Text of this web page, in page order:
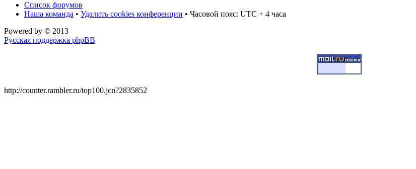
Список форумов
Наша команда • Удалить cookies конференции • Часовой пояс: UTC + 4 часа
Powered by © 2013
Русская поддержка phpBB
http://counter.rambler.ru/top100.jcn?2835852